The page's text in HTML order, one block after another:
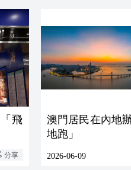
分享
澳門居民在內地
地跑」
2026-06-09